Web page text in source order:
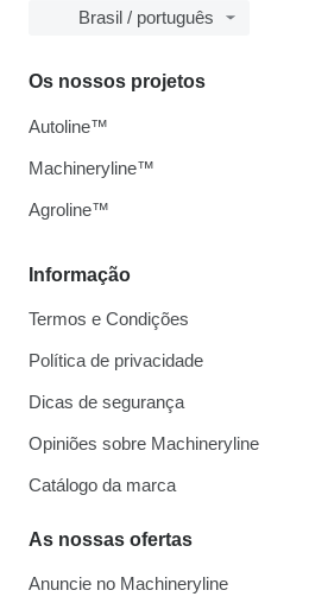
Brasil / português
Informação
Termos e Condições
Política de privacidade
Dicas de segurança
Opiniões sobre Machineryline
Catálogo da marca
As nossas ofertas
Anuncie no Machineryline
Os nossos projetos
Autoline™
Machineryline™
Agroline™